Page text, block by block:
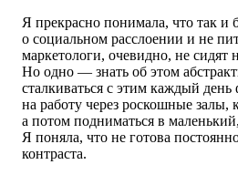
Я прекрасно понимала, что так и
о социальном расслоении и не
маркетологи, очевидно, не сидят
Но одно — знать об этом
сталкиваться с этим каждый
на работу через роскошные залы,
а потом подниматься в
Я поняла, что не готова
контраста.